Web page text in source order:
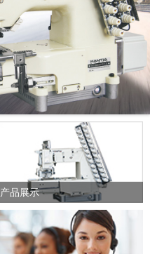
产品展示